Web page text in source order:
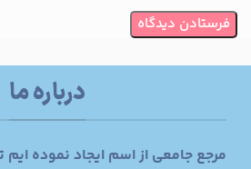
درباره ما
مرجع جامعی از اسم ایجاد نموده ایم